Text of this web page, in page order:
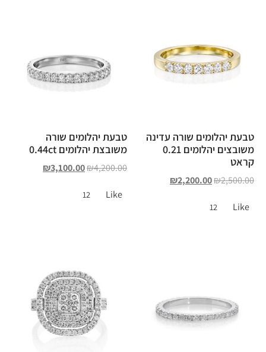
טבעת יהלומים שורה עדינה
משובצים יהלומים 0.21
קראט
₪2,500.00
₪2,200.00
Like
12
טבעת יהלומים שורה
משובצת יהלומים 0.44ct
₪4,200.00
₪3,100.00
Like
12